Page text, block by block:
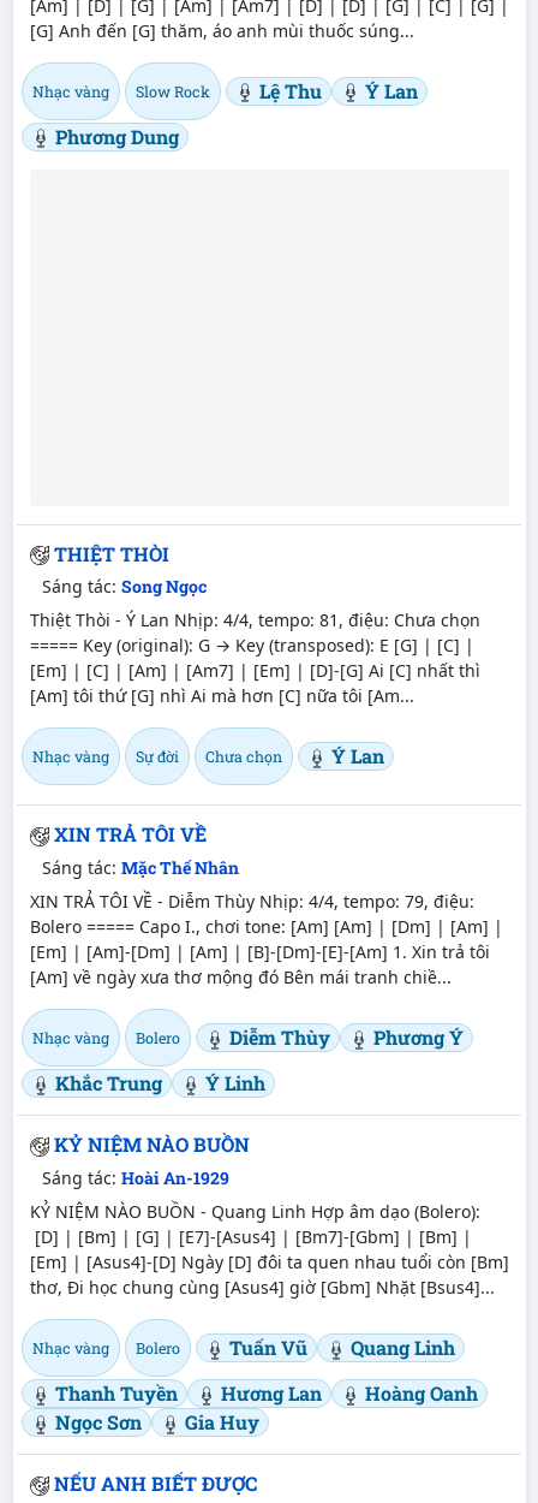
[Am] | [D] | [G] | [Am] | [Am7] | [D] | [D] | [G] | [C] | [G] |
[G] Anh đến [G] thăm, áo anh mùi thuốc súng...
Nhạc vàng Slow Rock Lệ Thu
Ý Lan
Phương Dung
THIỆT THÒI
Sáng tác: Song Ngọc
Thiệt Thòi - Ý Lan Nhịp: 4/4, tempo: 81, điệu: Chưa chọn
===== Key (original): G → Key (transposed): E [G] | [C] |
[Em] | [C] | [Am] | [Am7] | [Em] | [D]-[G] Ai [C] nhất thì
[Am] tôi thứ [G] nhì Ai mà hơn [C] nữa tôi [Am...
Nhạc vàng Sự đời Chưa chọn Ý Lan
XIN TRẢ TÔI VỀ
Sáng tác: Mặc Thế Nhân
XIN TRẢ TÔI VỀ - Diễm Thùy Nhịp: 4/4, tempo: 79, điệu:
Bolero ===== Capo I., chơi tone: [Am] [Am] | [Dm] | [Am] |
[Em] | [Am]-[Dm] | [Am] | [B]-[Dm]-[E]-[Am] 1. Xin trả tôi
[Am] về ngày xưa thơ mộng đó Bên mái tranh chiề...
Nhạc vàng Bolero Diễm Thùy
Phương Ý
Khắc Trung
Ý Linh
KỶ NIỆM NÀO BUỒN
Sáng tác: Hoài An-1929
KỶ NIỆM NÀO BUỒN - Quang Linh Hợp âm dạo (Bolero):
[D] | [Bm] | [G] | [E7]-[Asus4] | [Bm7]-[Gbm] | [Bm] |
[Em] | [Asus4]-[D] Ngày [D] đôi ta quen nhau tuổi còn [Bm]
thơ, Đi học chung cùng [Asus4] giờ [Gbm] Nhặt [Bsus4]...
Nhạc vàng Bolero Tuấn Vũ
Quang Linh
Thanh Tuyền
Hương Lan
Hoàng Oanh
Ngọc Sơn
Gia Huy
NẾU ANH BIẾT ĐƯỢC